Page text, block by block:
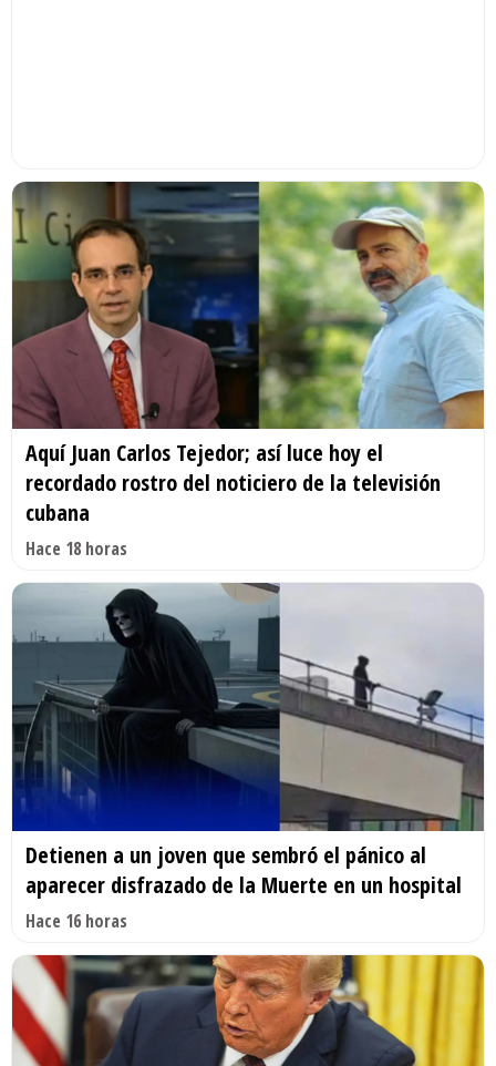
Aquí Juan Carlos Tejedor; así luce hoy el
recordado rostro del noticiero de la televisión
cubana
Hace 18 horas
Detienen a un joven que sembró el pánico al
aparecer disfrazado de la Muerte en un hospital
Hace 16 horas